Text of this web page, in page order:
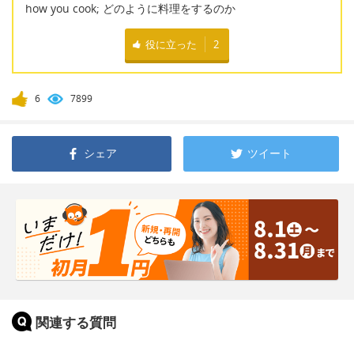
how you cook; どのように料理をするのか
役に立った 2
6 7899
シェア ツイート
関連する質問